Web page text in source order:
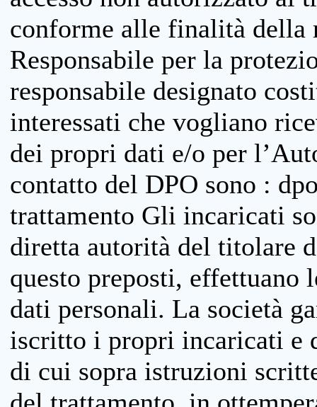
conforme alle finalità della
Responsabile per la
responsabile designato
interessati che vogliano
dei propri dati e/o per
contatto del DPO sono :
trattamento Gli incaricati
diretta autorità del titolare
questo preposti, effettuano
dati personali. La società
iscritto i propri incaricati e
di cui sopra istruzioni